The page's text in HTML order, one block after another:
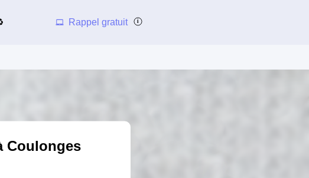
Rappel gratuit